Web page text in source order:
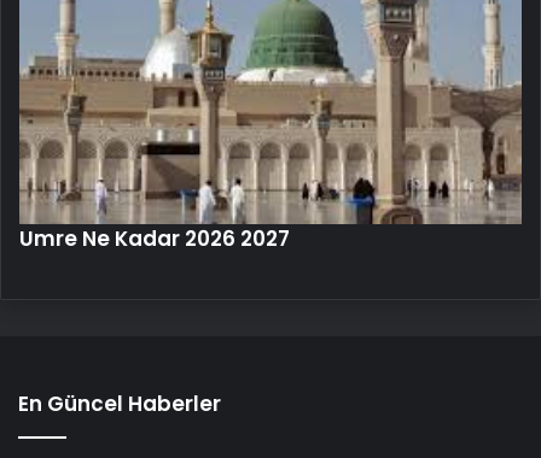
Umre Ne Kadar 2026 2027
En Güncel Haberler